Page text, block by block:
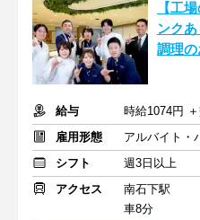
【工
ンク
調理の
給与
時給1074円
雇用形態
アルバイト・
シフト
週3日以上
アクセス
南石下駅
車8分